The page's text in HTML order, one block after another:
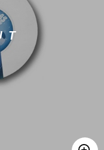
電子ピアノ
その他楽器